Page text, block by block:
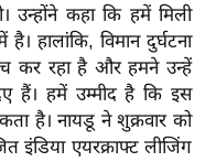
उन्होंने कहा कि हमें मिली
हालांकि, विमान दुर्घटना
कर रहा है और हमने उन्हें
हैं। हमें उम्मीद है कि इस
है। नायडू ने शुक्रवार को
इंडिया एयरक्राफ्ट लीजिंग